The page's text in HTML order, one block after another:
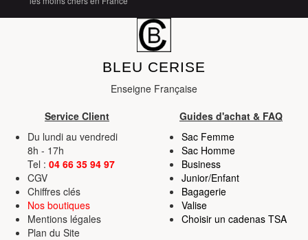
BLEU CERISE
Enseigne Française
Service Client
Guides d'achat & FAQ
Du lundi au vendredi
8h - 17h
Tel : 04 66 35 94 97
CGV
Chiffres clés
Nos boutiques
Mentions légales
Plan du Site
Sac Femme
Sac Homme
Business
Junior/Enfant
Bagagerie
Valise
Choisir un cadenas TSA